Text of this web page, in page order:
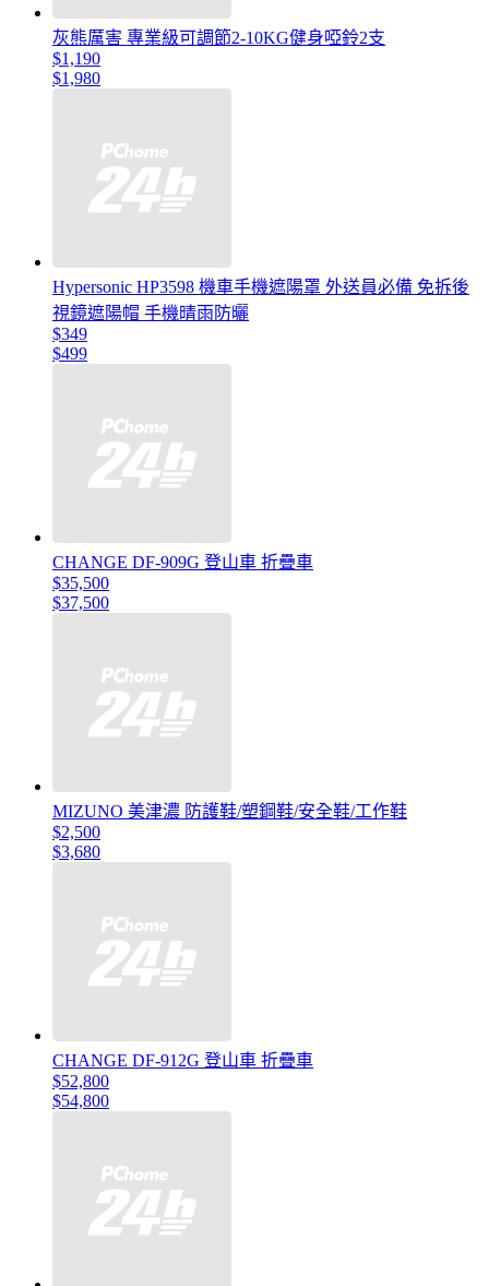
灰熊厲害 專業級可調節2-10KG健身啞鈴2支
$1,190
$1,980
Hypersonic HP3598 機車手機遮陽罩 外送員必備 免拆後
視鏡遮陽帽 手機晴雨防曬
$349
$499
CHANGE DF-909G 登山車 折疊車
$35,500
$37,500
MIZUNO 美津濃 防護鞋/塑鋼鞋/安全鞋/工作鞋
$2,500
$3,680
CHANGE DF-912G 登山車 折疊車
$52,800
$54,800